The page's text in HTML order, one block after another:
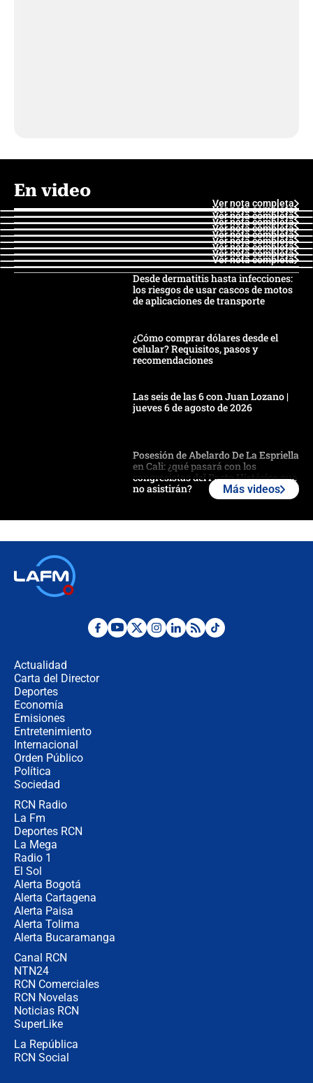
En video
Ver nota completa
Ver nota completa
Ver nota completa
Ver nota completa
Ver nota completa
Ver nota completa
Ver nota completa
Ver nota completa
Ver nota completa
Ver nota completa
Desde dermatitis hasta infecciones:
los riesgos de usar cascos de motos
de aplicaciones de transporte
¿Cómo comprar dólares desde el
celular? Requisitos, pasos y
recomendaciones
Las seis de las 6 con Juan Lozano |
jueves 6 de agosto de 2026
Posesión de Abelardo De La Espriella
en Cali: ¿qué pasará con los
congresistas del Pacto Histórico que
no asistirán?
¿Por qué De la Espriella gobernará
Más videos
Actualidad
Carta del Director
Deportes
Economía
Emisiones
Entretenimiento
Internacional
Orden Público
Política
Sociedad
RCN Radio
La Fm
Deportes RCN
La Mega
Radio 1
El Sol
Alerta Bogotá
Alerta Cartagena
Alerta Paisa
Alerta Tolima
Alerta Bucaramanga
Canal RCN
NTN24
RCN Comerciales
RCN Novelas
Noticias RCN
SuperLike
La República
RCN Social